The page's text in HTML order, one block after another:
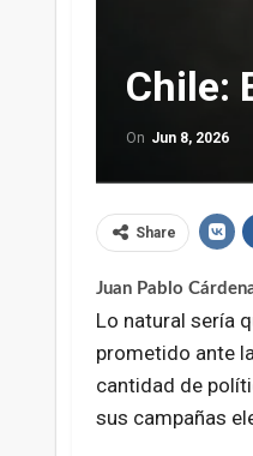
Chile:
On Jun 8, 2026
Share
Juan Pablo
Lo natural sería
prometido ante
cantidad de
sus campañas